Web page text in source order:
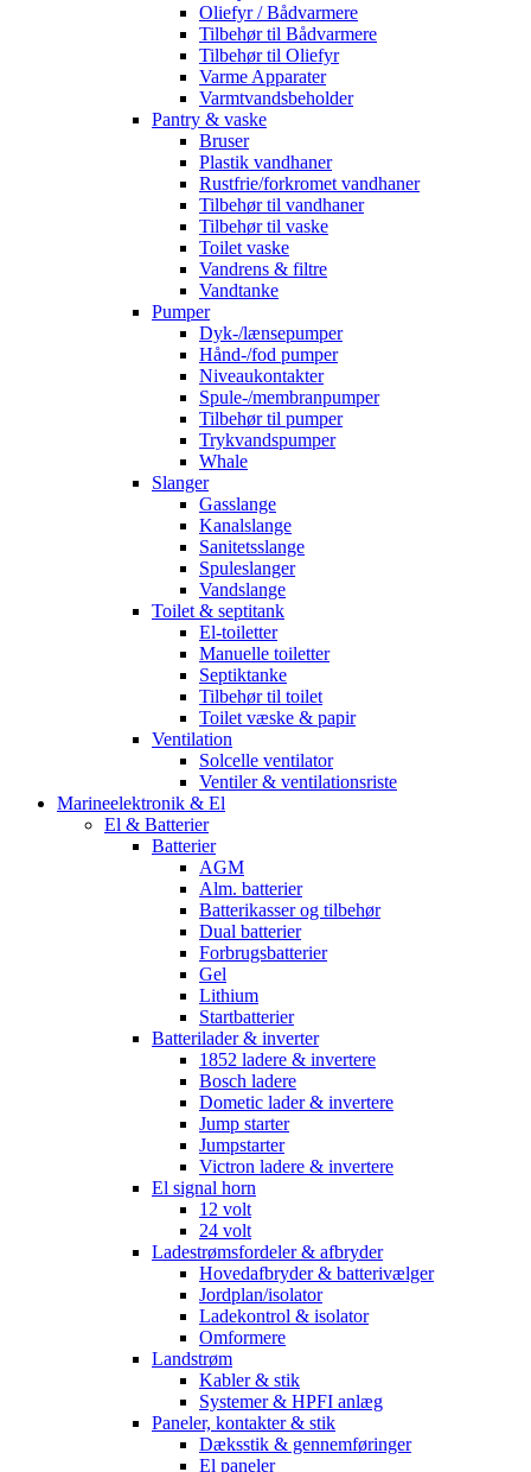
Oliefyr / Bådvarmere
Tilbehør til Bådvarmere
Tilbehør til Oliefyr
Varme Apparater
Varmtvandsbeholder
Pantry & vaske
Bruser
Plastik vandhaner
Rustfrie/forkromet vandhaner
Tilbehør til vandhaner
Tilbehør til vaske
Toilet vaske
Vandrens & filtre
Vandtanke
Pumper
Dyk-/lænsepumper
Hånd-/fod pumper
Niveaukontakter
Spule-/membranpumper
Tilbehør til pumper
Trykvandspumper
Whale
Slanger
Gasslange
Kanalslange
Sanitetsslange
Spuleslanger
Vandslange
Toilet & septitank
El-toiletter
Manuelle toiletter
Septiktanke
Tilbehør til toilet
Toilet væske & papir
Ventilation
Solcelle ventilator
Ventiler & ventilationsriste
Marineelektronik & El
El & Batterier
Batterier
AGM
Alm. batterier
Batterikasser og tilbehør
Dual batterier
Forbrugsbatterier
Gel
Lithium
Startbatterier
Batterilader & inverter
1852 ladere & invertere
Bosch ladere
Dometic lader & invertere
Jump starter
Jumpstarter
Victron ladere & invertere
El signal horn
12 volt
24 volt
Ladestrømsfordeler & afbryder
Hovedafbryder & batterivælger
Jordplan/isolator
Ladekontrol & isolator
Omformere
Landstrøm
Kabler & stik
Systemer & HPFI anlæg
Paneler, kontakter & stik
Dæksstik & gennemføringer
El paneler